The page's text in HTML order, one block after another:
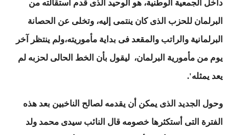
داخل الجمعية الوطنية، هو الوحيد الذى قدم استقالته من
البرلمان للحزب الذى كان ينتمى إليه، وتخلى عن الحصانة
البرلمانية والراتب والمقعد فى بداية مأموريته،ولم ينتظر آخر
يوم من مأمورية البرلمان، ليقول بأن الخط الحالى لحزبه لم
يعد يمثله'.
وحول الجديد الذى يمكن أن يقدمه لصالح الناخبين بعد هذه
الفترة التى أستكثرها خصومه قال النائب سيدى محمد ولد